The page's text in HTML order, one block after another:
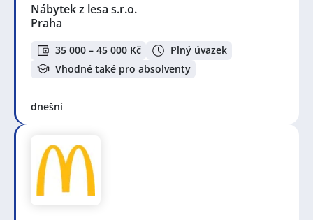
Nábytek z lesa s.r.o.
Praha
35 000 – 45 000 Kč
Plný úvazek
Vhodné také pro absolventy
dnešní